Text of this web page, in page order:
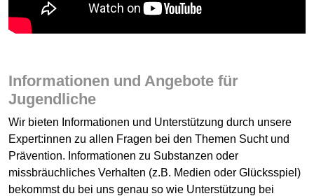
Informationen und Angebote für
Jugendliche
Wir bieten Informationen und Unterstützung durch unsere
Expert:innen zu allen Fragen bei den Themen Sucht und
Prävention. Informationen zu Substanzen oder
missbräuchliches Verhalten (z.B. Medien oder Glücksspiel)
bekommst du bei uns genau so wie Unterstützung bei